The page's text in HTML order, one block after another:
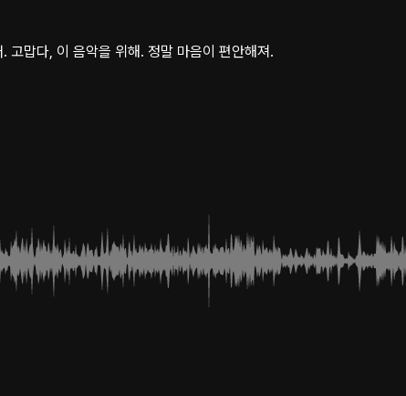
고맙다, 이 음악을 위해. 정말 마음이 편안해져.